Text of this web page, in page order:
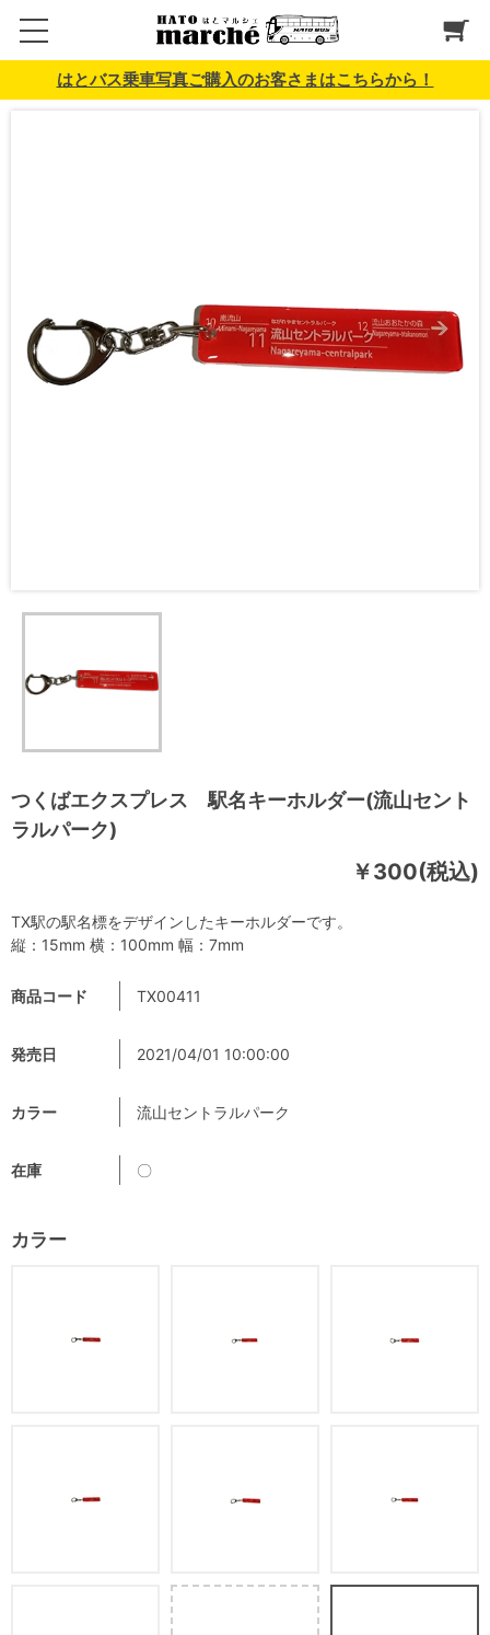
はとバス乗車写真ご購入のお客さまはこちらから！
つくばエクスプレス 駅名キーホルダー(流山セント
ラルパーク)
￥300(税込)
商品コード TX00411
発売日 2021/04/01 10:00:00
カラー 流山セントラルパーク
在庫 〇
カラー
TⅩ駅の駅名標をデザインしたキーホルダーです。
縦：15mm 横：100mm 幅：7mm